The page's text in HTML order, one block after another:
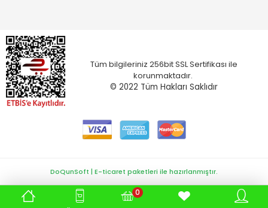
Tüm bilgileriniz 256bit SSL Sertifikası ile
korunmaktadır.
© 2022 Tüm Hakları Saklıdır
0
DoQunSoft | E-ticaret paketleri ile hazırlanmıştır.